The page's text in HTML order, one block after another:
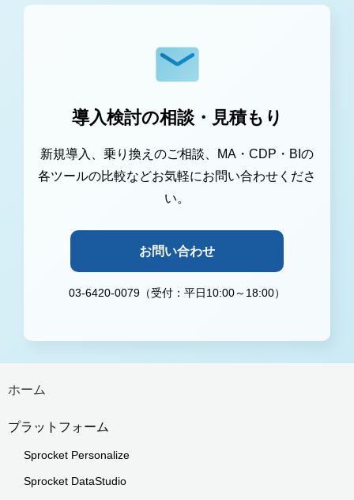
導入検討の相談・見積もり
新規導入、乗り換えのご相談、MA・CDP・BIの
各ツールの比較などお気軽にお問い合わせくださ
い。
お問い合わせ
03-6420-0079（受付：平日10:00～18:00）
ホーム
プラットフォーム
Sprocket Personalize
Sprocket DataStudio